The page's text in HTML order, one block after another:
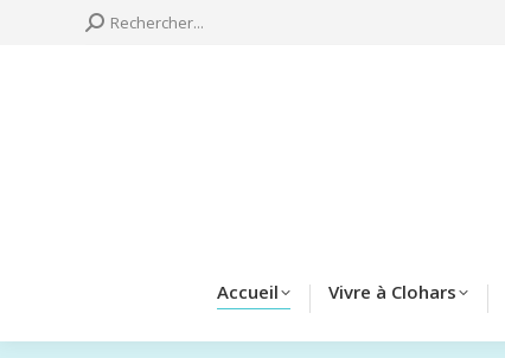
Search:
Rechercher...
Accueil Vivre à Clohars